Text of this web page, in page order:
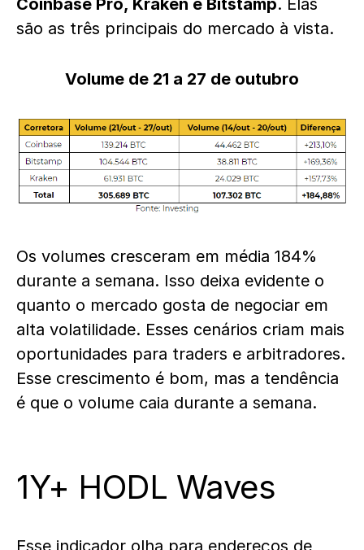
Coinbase Pro, Kraken e Bitstamp. Elas
são as três principais do mercado à vista.
Volume de 21 a 27 de outubro
Os volumes cresceram em média 184%
durante a semana. Isso deixa evidente o
quanto o mercado gosta de negociar em
alta volatilidade. Esses cenários criam mais
oportunidades para traders e arbitradores.
Esse crescimento é bom, mas a tendência
é que o volume caia durante a semana.
1Y+ HODL Waves